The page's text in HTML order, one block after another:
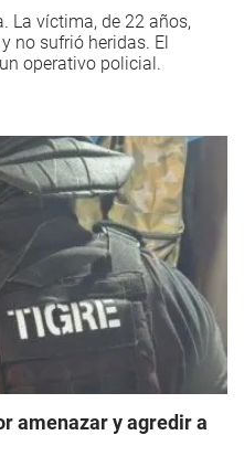
La víctima, de 22 años,
no sufrió heridas. El
operativo policial.
amenazar y agredir a